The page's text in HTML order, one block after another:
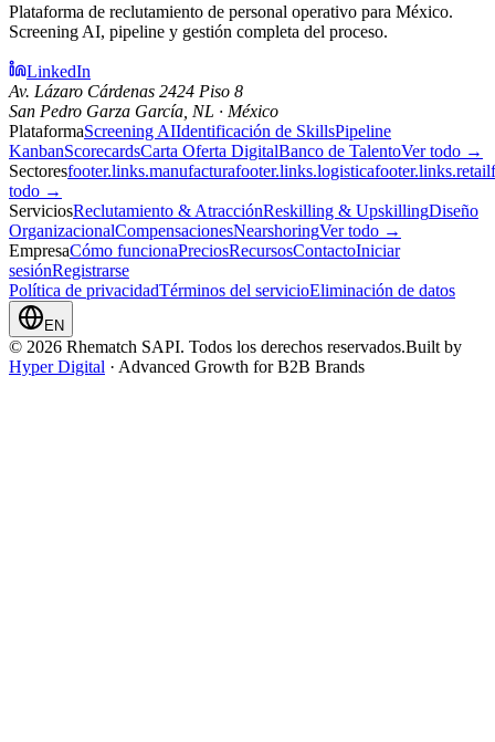
Plataforma de reclutamiento de personal operativo para México.
Screening AI, pipeline y gestión completa del proceso.
LinkedIn
Av. Lázaro Cárdenas 2424 Piso 8
San Pedro Garza García, NL · México
PlataformaScreening AIIdentificación de SkillsPipeline
KanbanScorecardsCarta Oferta DigitalBanco de TalentoVer todo →
Sectoresfooter.links.manufacturafooter.links.logisticafooter.links.retail
todo →
ServiciosReclutamiento & AtracciónReskilling & UpskillingDiseño
OrganizacionalCompensacionesNearshoringVer todo →
EmpresaCómo funcionaPreciosRecursosContactoIniciar
sesiónRegistrarse
Política de privacidadTérminos del servicioEliminación de datos
EN
© 2026 Rhematch SAPI. Todos los derechos reservados.Built by
Hyper Digital · Advanced Growth for B2B Brands